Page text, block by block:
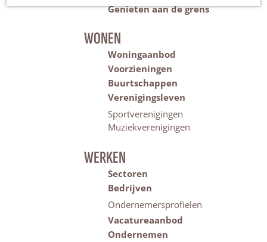
Genieten aan de grens
WONEN
Woningaanbod
Voorzieningen
Buurtschappen
Verenigingsleven
Sportverenigingen
Muziekverenigingen
WERKEN
Sectoren
Bedrijven
Ondernemersprofielen
Vacatureaanbod
Ondernemen